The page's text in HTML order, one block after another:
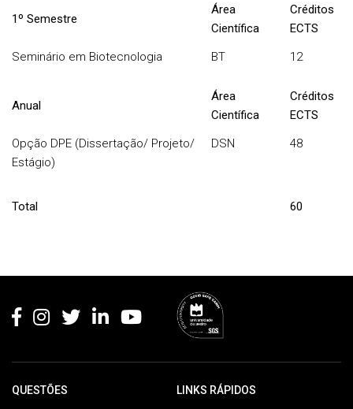
1º Semestre
Área
Científica
Créditos
ECTS
Seminário em Biotecnologia
BT 12
Anual
Área
Científica
Créditos
ECTS
Opção DPE (Dissertação/ Projeto/
Estágio)
DSN 48
Total 60
QUESTÕES LINKS RÁPIDOS